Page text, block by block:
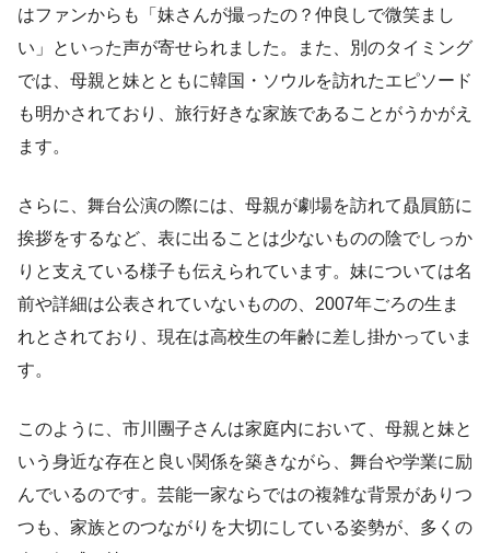
はファンからも「妹さんが撮ったの？仲良しで微笑まし
い」といった声が寄せられました。また、別のタイミング
では、母親と妹とともに韓国・ソウルを訪れたエピソード
も明かされており、旅行好きな家族であることがうかがえ
ます。
さらに、舞台公演の際には、母親が劇場を訪れて贔屓筋に
挨拶をするなど、表に出ることは少ないものの陰でしっか
りと支えている様子も伝えられています。妹については名
前や詳細は公表されていないものの、2007年ごろの生ま
れとされており、現在は高校生の年齢に差し掛かっていま
す。
このように、市川團子さんは家庭内において、母親と妹と
いう身近な存在と良い関係を築きながら、舞台や学業に励
んでいるのです。芸能一家ならではの複雑な背景がありつ
つも、家族とのつながりを大切にしている姿勢が、多くの